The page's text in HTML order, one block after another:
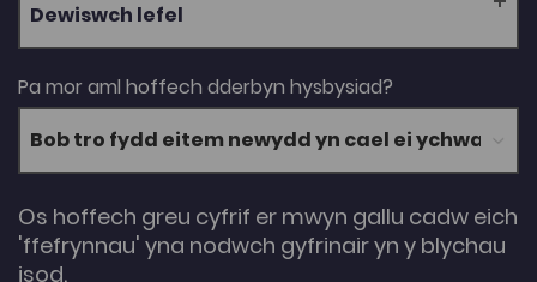
Dewiswch lefel
Pa mor aml hoffech dderbyn hysbysiad?
Os hoffech greu cyfrif er mwyn gallu cadw eich
'ffefrynnau' yna nodwch gyfrinair yn y blychau
isod.